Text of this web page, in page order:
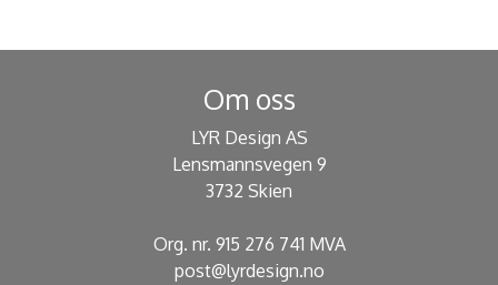
Om oss
LYR Design AS
Lensmannsvegen 9
3732 Skien
Org. nr. 915 276 741 MVA
post@lyrdesign.no